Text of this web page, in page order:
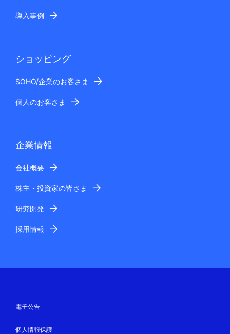
導入事例
ショッピング
SOHO/企業のお客さま
個人のお客さま
企業情報
会社概要
株主・投資家の皆さま
研究開発
採用情報
電子公告
個人情報保護